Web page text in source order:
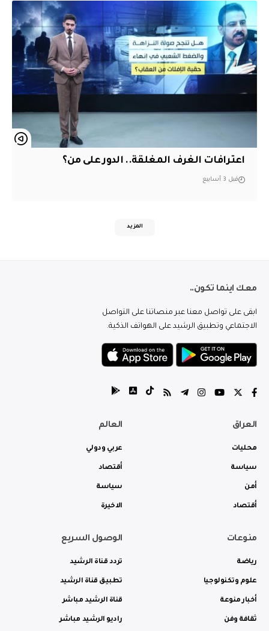
اعترافات الغرف المغلقة.. الدور على من؟
قبل 3 أسابيع
المزيد
معك اينما تكون..
ابقى على تواصل معنا عبر منصاتنا على التواصل
الاجتماعي وتطبيق الرشيد على الهواتف الذكية.
العراق
محليات
سياسة
أمن
أقتصاد
العالم
عربي ودولي
أقتصاد
سياسة
الاخيرة
منوعات
رياضة
علوم وتكنولوجيا
أخبار منوعة
ثقافة وفن
الوصول السريع
تردد قناة الرشيد
تطبيق قناة الرشيد
قناة الرشيد مباشر
راديو الرشيد مباشر